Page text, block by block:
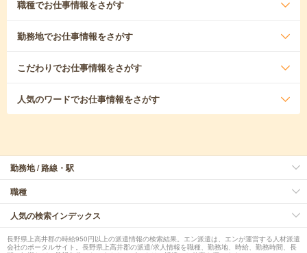
職種でお仕事情報をさがす
勤務地でお仕事情報をさがす
こだわりでお仕事情報をさがす
人気のワードでお仕事情報をさがす
勤務地 / 路線・駅
職種
人気の検索インデックス
長野県上高井郡の時給950円以上の派遣情報の検索結果。エン派遣は、エンが運営する人材派遣
会社のポータルサイト。長野県上高井郡の派遣/求人情報を職種、勤務地、時給、勤務時間、長